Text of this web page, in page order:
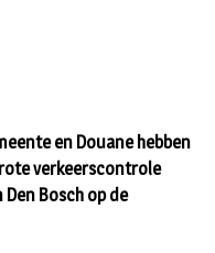
en Douane hebben
verkeerscontrole
Bosch op de